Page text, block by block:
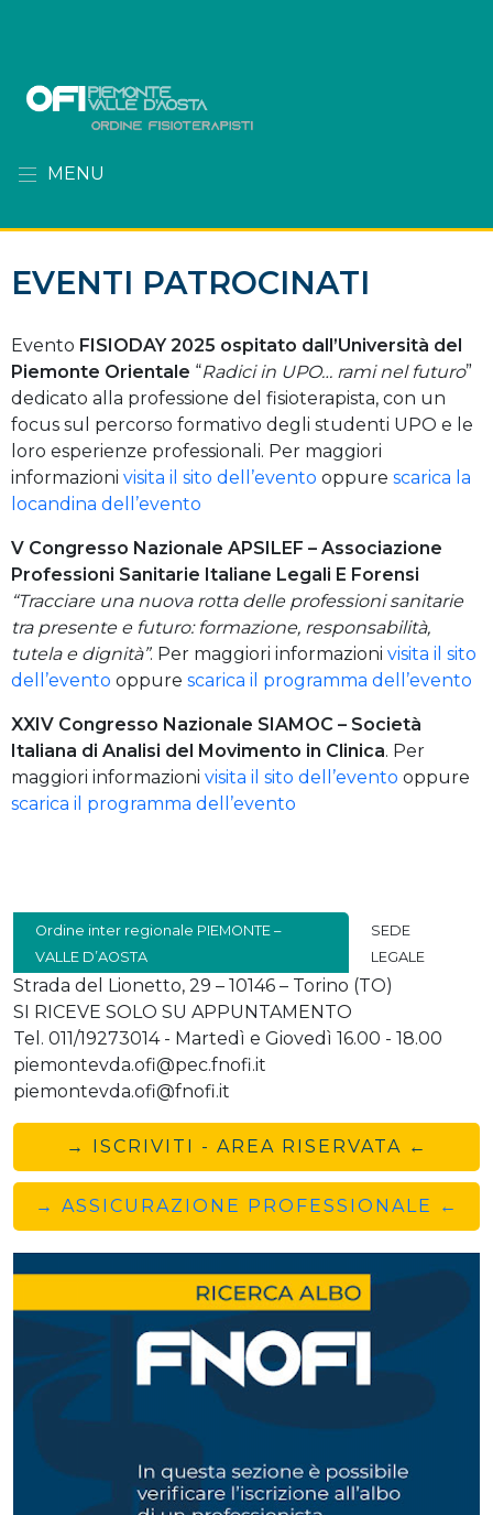
MENU
EVENTI PATROCINATI
Evento FISIODAY 2025 ospitato dall’Università del
Piemonte Orientale “Radici in UPO… rami nel futuro”
dedicato alla professione del fisioterapista, con un
focus sul percorso formativo degli studenti UPO e le
loro esperienze professionali. Per maggiori
informazioni visita il sito dell’evento oppure scarica la
locandina dell’evento
V Congresso Nazionale APSILEF – Associazione
Professioni Sanitarie Italiane Legali E Forensi
“Tracciare una nuova rotta delle professioni sanitarie
tra presente e futuro: formazione, responsabilità,
tutela e dignità”. Per maggiori informazioni visita il sito
dell’evento oppure scarica il programma dell’evento
XXIV Congresso Nazionale SIAMOC – Società
Italiana di Analisi del Movimento in Clinica. Per
maggiori informazioni visita il sito dell’evento oppure
scarica il programma dell’evento
Ordine inter regionale PIEMONTE –
VALLE D’AOSTA
SEDE
LEGALE
Strada del Lionetto, 29 – 10146 – Torino (TO)
SI RICEVE SOLO SU APPUNTAMENTO
Tel. 011/19273014 - Martedì e Giovedì 16.00 - 18.00
piemontevda.ofi@pec.fnofi.it
piemontevda.ofi@fnofi.it
→ ISCRIVITI - AREA RISERVATA ←
→ ASSICURAZIONE PROFESSIONALE ←